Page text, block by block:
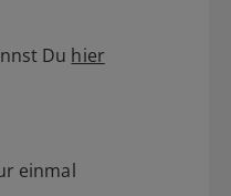
Du hier
einmal